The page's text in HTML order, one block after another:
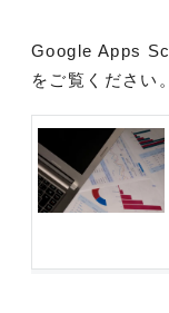
Google Apps
をご覧ください。